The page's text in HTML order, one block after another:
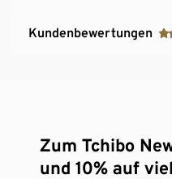
Kundenbewertungen
Zum Tchibo
und 10% auf